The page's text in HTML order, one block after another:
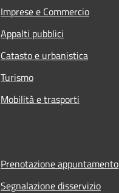
Imprese e Commercio
Appalti pubblici
Catasto e urbanistica
Turismo
Mobilità e trasporti
Prenotazione appuntamento
Segnalazione disservizio